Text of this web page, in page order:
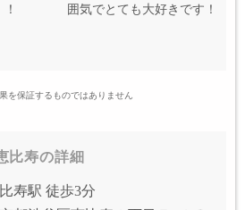
囲気でとても大好きです！
を保証するものではありません
比寿の詳細
寿駅 徒歩3分